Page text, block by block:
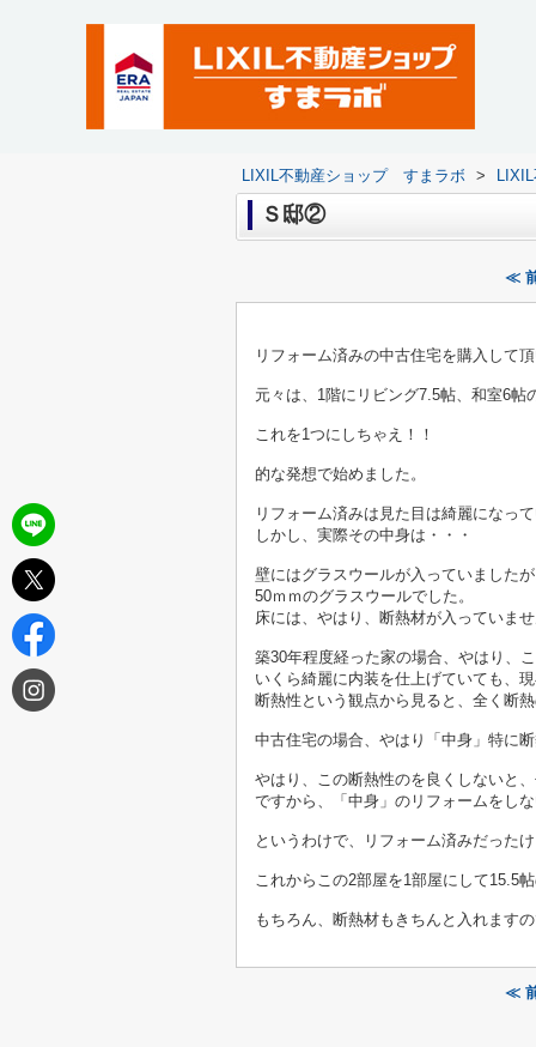
LIXIL不動産ショップ すまラボ >
Ｓ邸②
≪
リフォーム済みの中古住宅を購入して
元々は、1階にリビング7.5帖、和室6帖
これを1つにしちゃえ！！
的な発想で始めました。
リフォーム済みは見た目は綺麗になって
しかし、実際その中身は・・・
壁にはグラスウールが入っていました
50ｍｍのグラスウールでした。
床には、やはり、断熱材が入っていませ
築30年程度経った家の場合、やはり、こ
いくら綺麗に内装を仕上げていても、
断熱性という観点から見ると、全く断
中古住宅の場合、やはり「中身」特に
やはり、この断熱性のを良くしないと
ですから、「中身」のリフォームをし
というわけで、リフォーム済みだった
これからこの2部屋を1部屋にして15.5帖
もちろん、断熱材もきちんと入れます
≪